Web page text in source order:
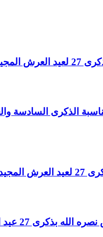
الذكرى
عيد العرش المجيد